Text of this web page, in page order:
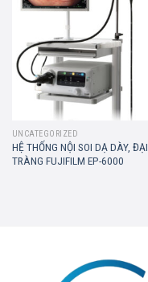
UNCATEGORIZED
HỆ THỐNG NỘI SOI DẠ DÀY, ĐẠI
TRÀNG FUJIFILM EP-6000